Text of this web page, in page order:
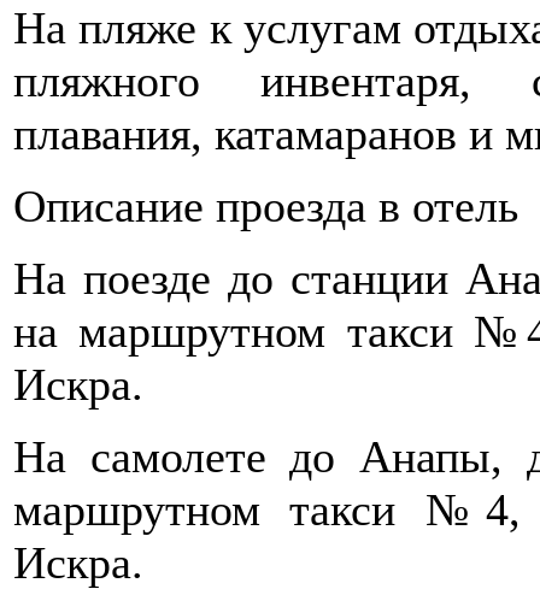
На пляже к услугам
пляжного инвентаря,
плавания, катамаранов и
Описание проезда в отель
На поезде до станции
на маршрутном такси
Искра.
На самолете до Анапы,
маршрутном такси №4,
Искра.